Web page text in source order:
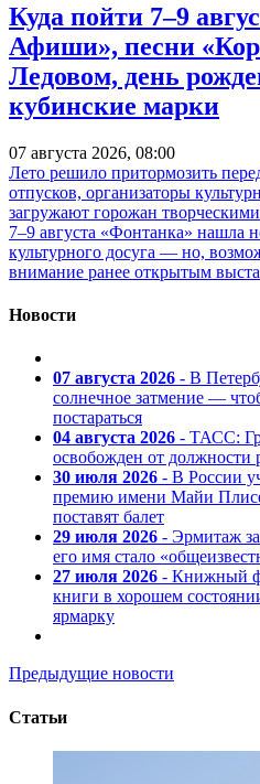
Куда пойти 7–9
Афиши», песни
Ледовом, день
кубинские марки
07 августа 2026, 08:00
Лето решило притормозить
отпусков, организаторы
загружают горожан
7–9 августа «Фонтанка» нашла
культурного досуга — но,
внимание ранее открытым
Новости
07 августа 2026 - В
солнечное затмение —
постараться
04 августа 2026 - ТАСС:
освобожден от
30 июля 2026 - В России
премию имени Майи
поставят балет
29 июля 2026 - Эрмитаж
его имя стало
27 июля 2026 - Книжный
книги в хорошем
ярмарку
Предыдущие новости
Статьи